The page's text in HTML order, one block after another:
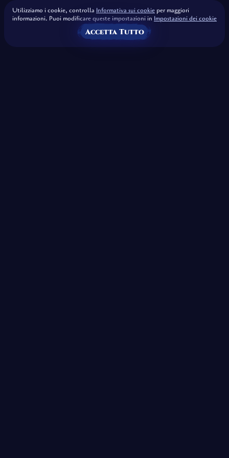
Utilizziamo i cookie, controlla Informativa sui cookie per maggiori
informazioni. Puoi modificare queste impostazioni in Impostazioni dei cookie
Accetta Tutto